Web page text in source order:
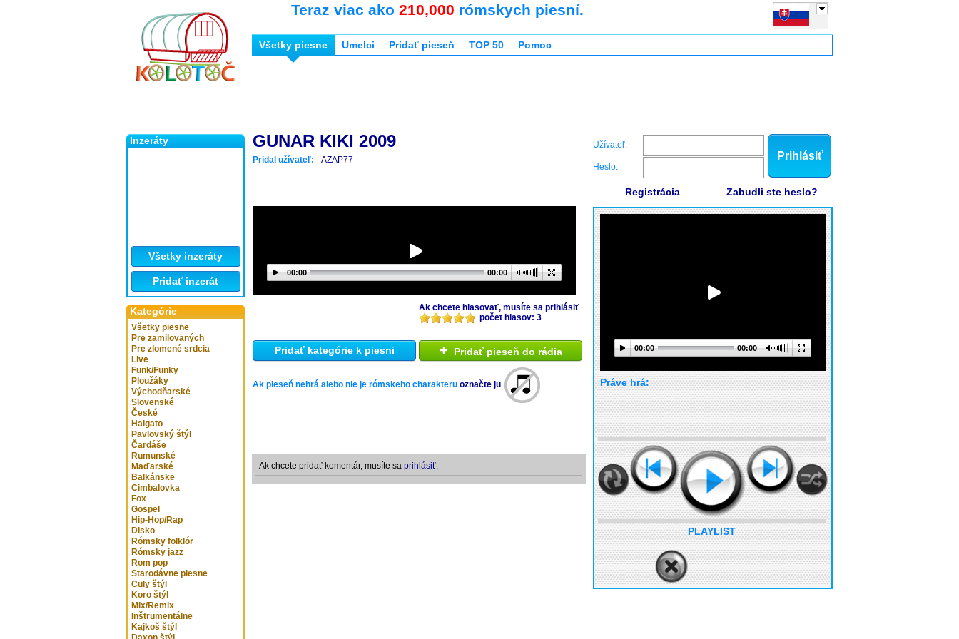
Inzeráty
Všetky inzeráty
Pridať inzerát
Kategórie
Všetky piesne
Pre zamilovaných
Pre zlomené srdcia
Live
Funk/Funky
Ploužáky
Východňarské
Slovenské
České
Halgato
Pavlovský štýl
Čardáše
Rumunské
Maďarské
Balkánske
Cimbalovka
Fox
Gospel
Hip-Hop/Rap
Disko
Rómsky folklór
Rómsky jazz
Rom pop
Starodávne piesne
Culy štýl
Koro štýl
Mix/Remix
Inštrumentálne
Kajkoš štýl
Teraz viac ako 210,000 rómskych piesní.
Všetky piesne Umelci Pridať pieseň TOP 50 Pomoc
GUNAR KIKI 2009
Pridal užívateľ: AZAP77
00:00 00:00
Ak chcete hlasovať, musíte sa prihlásiť
počet hlasov: 3
Pridať kategórie k piesni + Pridať pieseň do rádia
Ak pieseň nehrá alebo nie je rómskeho charakteru označte ju
Ak chcete pridať komentár, musíte sa prihlásiť:
Užívateľ:
Heslo:
Prihlásiť
Registrácia Zabudli ste heslo?
00:00 00:00
Práve hrá:
PLAYLIST